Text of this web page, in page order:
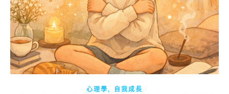
心理學, 自我成長